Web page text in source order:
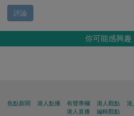
評論
你可能感興趣
焦點新聞 港人點播
有聲專欄
港人直播
港人觀點
編輯觀點
港